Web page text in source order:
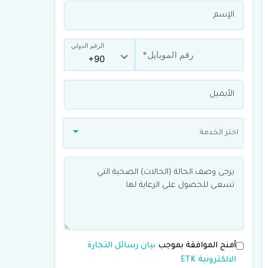
الرقم الدولي
اختر الخدمة
أمنح الموافقة بموجب بيان رسائل التجارة
الالكترونية ETK